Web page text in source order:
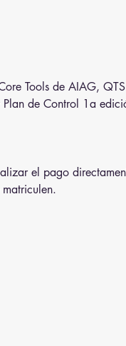
Tools de AIAG,
de Control 1a
el pago